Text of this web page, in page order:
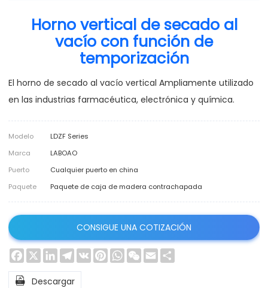
Horno vertical de secado al
vacío con función de
temporización
El horno de secado al vacío vertical Ampliamente utilizado
en las industrias farmacéutica, electrónica y química.
Modelo
LDZF Series
Marca
LABOAO
Puerto
Cualquier puerto en china
Paquete
Paquete de caja de madera contrachapada
CONSIGUE UNA COTIZACIÓN
Facebook
X LinkedInTelegram
VK PinterestWhatsApp
WeChat
Email
 Descargar